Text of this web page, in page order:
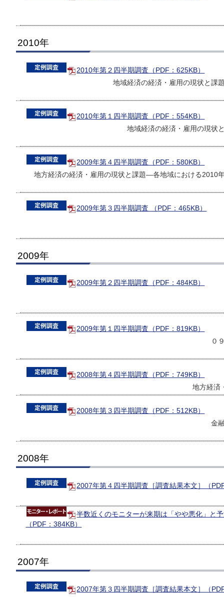
2010年
2010年第２四半期調査（PDF：625KB）
地域経済の経済・雇用の現状と
2010年第１四半期調査（PDF：554KB）
地域経済の経済・雇用の現状
2009年第４四半期調査（PDF：580KB）
地方経済の経済・雇用の現状と課題―各地域における2010
2009年第３四半期調査 （PDF：465KB）
2009年
2009年第２四半期調査（PDF：484KB）
2009年第１四半期調査（PDF：819KB）
０
2008年第４四半期調査（PDF：749KB）
地方経済
2008年第３四半期調査（PDF：512KB）
金
2008年
2007年第４四半期調査［調査結果本文］（
半数近くのモニターが来期は「やや悪化」と
（PDF：384KB）
2007年
2007年第３四半期調査［調査結果本文］（